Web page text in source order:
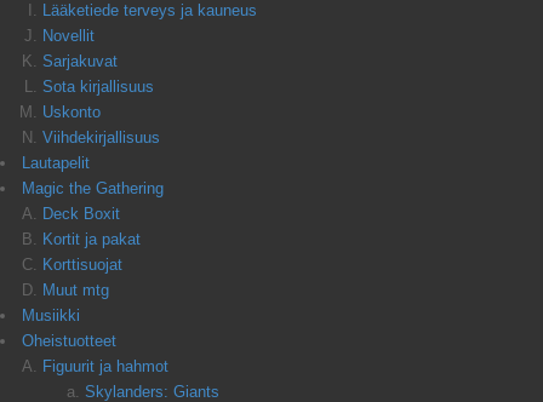
Lääketiede terveys ja kauneus
Novellit
Sarjakuvat
Sota kirjallisuus
Uskonto
Viihdekirjallisuus
Lautapelit
Magic the Gathering
Deck Boxit
Kortit ja pakat
Korttisuojat
Muut mtg
Musiikki
Oheistuotteet
Figuurit ja hahmot
Skylanders: Giants